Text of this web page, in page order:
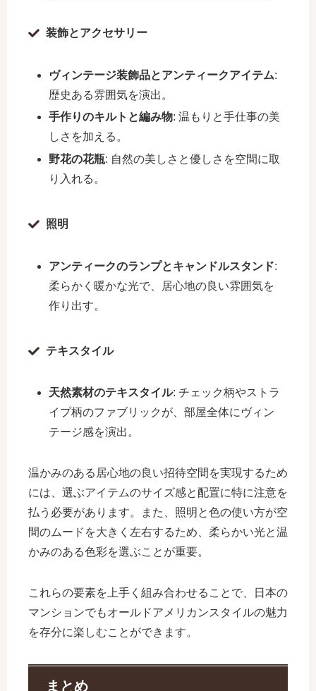
装飾とアクセサリー
ヴィンテージ装飾品とアンティークアイテム:
歴史ある雰囲気を演出。
手作りのキルトと編み物: 温もりと手仕事の美
しさを加える。
野花の花瓶: 自然の美しさと優しさを空間に取
り入れる。
照明
アンティークのランプとキャンドルスタンド:
柔らかく暖かな光で、居心地の良い雰囲気を
作り出す。
テキスタイル
天然素材のテキスタイル: チェック柄やストラ
イプ柄のファブリックが、部屋全体にヴィン
テージ感を演出。
温かみのある居心地の良い招待空間を実現するため
には、選ぶアイテムのサイズ感と配置に特に注意を
払う必要があります。また、照明と色の使い方が空
間のムードを大きく左右するため、柔らかい光と温
かみのある色彩を選ぶことが重要。
これらの要素を上手く組み合わせることで、日本の
マンションでもオールドアメリカンスタイルの魅力
を存分に楽しむことができます。
まとめ